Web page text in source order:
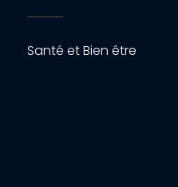
Santé et Bien être